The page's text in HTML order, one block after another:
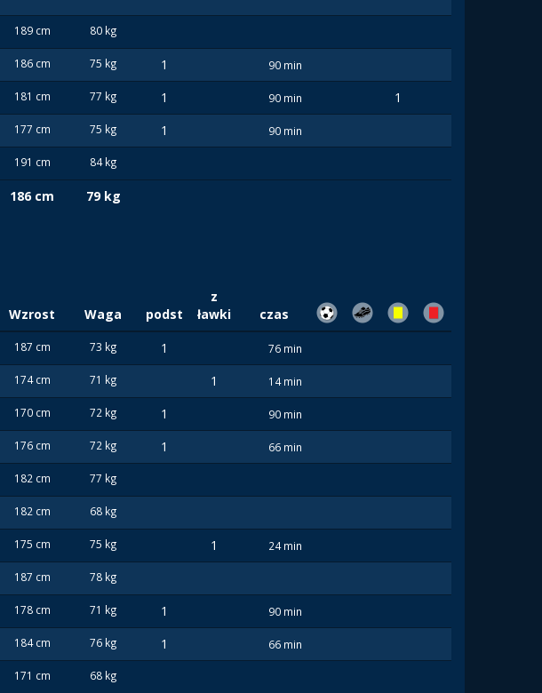
189 cm 80 kg
186 cm 75 kg 1 90 min
181 cm 77 kg 1 90 min
1
177 cm 75 kg 1 90 min
191 cm 84 kg
186 cm 79 kg
Wzrost Waga podst
z
ławki
czas
187 cm 73 kg 1 76 min
174 cm 71 kg 1 14 min
170 cm 72 kg 1 90 min
176 cm 72 kg 1 66 min
182 cm 77 kg
182 cm 68 kg
175 cm 75 kg 1 24 min
187 cm 78 kg
178 cm 71 kg 1 90 min
184 cm 76 kg 1 66 min
171 cm 68 kg